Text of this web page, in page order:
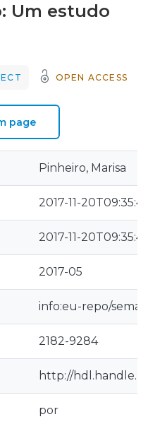
Um estudo
OPEN ACCESS
page
Pinheiro, Marisa
2017-11-
2017-11-
2017-05
info:eu-repo/
2182-9284
http://
por